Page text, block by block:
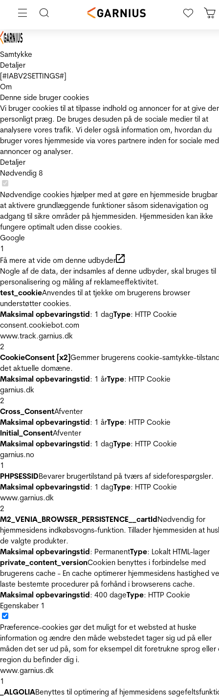
Samtykke
Detaljer
[#IABV2SETTINGS#]
Om
Denne side bruger cookies
Vi bruger cookies til at tilpasse indhold og annoncer for at give
personligt præg. De bruges desuden på de sociale medier til at
analysere vores trafik. Vi deler også information om, hvordan du
bruger vores hjemmeside via vores partnere inden for sociale
annoncer og analyser.
Detaljer
Nødvendig 8
Nødvendige cookies hjælper med at gøre en hjemmeside
at aktivere grundlæggende funktioner såsom sidenavigation og
adgang til sikre områder på hjemmesiden. Hjemmesiden kan ikke
fungere optimalt uden disse cookies.
Google
1
Få mere at vide om denne udbyder
Nogle af de data, der indsamles af denne udbyder, skal bruges til
personalisering og måling af reklameeffektivitet.
test_cookieAnvendes til at tjekke om brugerens browser
understøtter cookies.
Maksimal opbevaringstid: 1 dagType: HTTP Cookie
consent.cookiebot.com
www.track.garnius.dk
2
CookieConsent [x2]Gemmer brugerens cookie-samtykke-
det aktuelle domæne.
Maksimal opbevaringstid: 1 årType: HTTP Cookie
garnius.dk
2
Cross_ConsentAfventer
Maksimal opbevaringstid: 1 årType: HTTP Cookie
Initial_ConsentAfventer
Maksimal opbevaringstid: 1 dagType: HTTP Cookie
garnius.no
1
PHPSESSIDBevarer brugertilstand på tværs af sideforespørgsler.
Maksimal opbevaringstid: 1 dagType: HTTP Cookie
www.garnius.dk
2
M2_VENIA_BROWSER_PERSISTENCE__cartIdNødvendig for
hjemmesidens indkøbsvogns-funktion. Tillader hjemmesiden at
de valgte produkter.
Maksimal opbevaringstid: PermanentType: Lokalt HTML-lager
private_content_versionCookien benyttes i forbindelse med
brugerens cache - En cache optimerer hjemmesidens hastighed
laste bestemte procedurer på forhånd i browserens cache.
Maksimal opbevaringstid: 400 dageType: HTTP Cookie
Egenskaber 1
Præference-cookies gør det muligt for et websted at huske
information og ændre den måde webstedet tager sig ud på eller
måden det ser ud på, som for eksempel dit foretrukne sprog eller
region du befinder dig i.
www.garnius.dk
1
_ALGOLIABenyttes til optimering af hjemmesidens